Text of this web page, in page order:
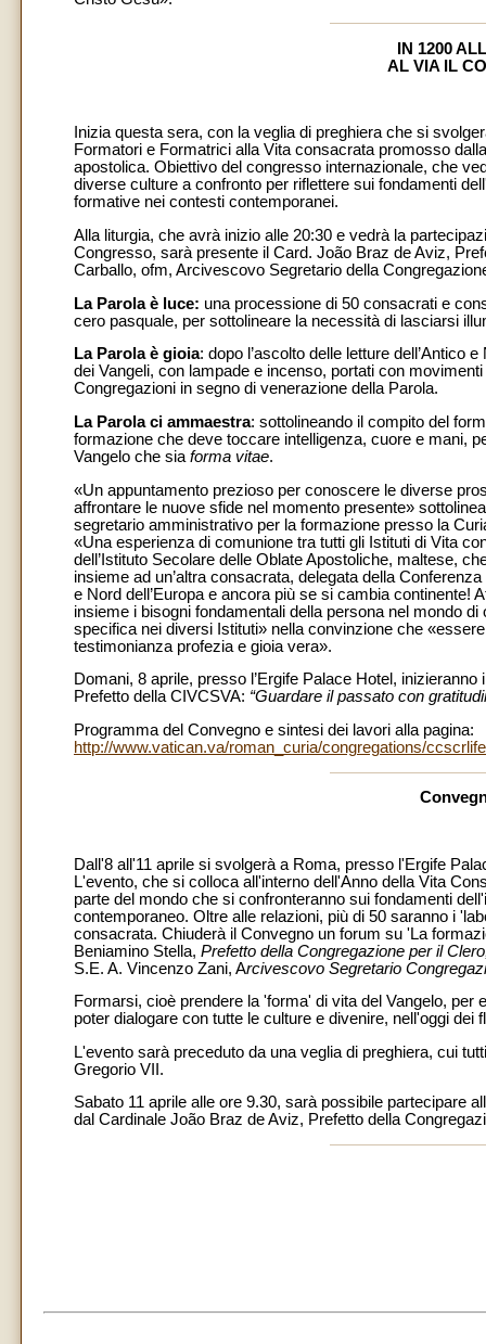
IN 1200
AL VIA IL
Inizia questa sera, con la veglia di preghiera che si
Formatori e Formatrici alla Vita consacrata promosso
apostolica. Obiettivo del congresso internazionale, che
diverse culture a confronto per riflettere sui fondamenti
formative nei contesti contemporanei.
Alla liturgia, che avrà inizio alle 20:30 e vedrà la
Congresso, sarà presente il Card. João Braz de Aviz,
Carballo, ofm, Arcivescovo Segretario della
La Parola è luce: una processione di 50 consacrati e
cero pasquale, per sottolineare la necessità di lasciarsi
La Parola è gioia: dopo l’ascolto delle letture dell’Antico
dei Vangeli, con lampade e incenso, portati con
Congregazioni in segno di venerazione della Parola.
La Parola ci ammaestra: sottolineando il compito del
formazione che deve toccare intelligenza, cuore e mani,
Vangelo che sia forma vitae.
«Un appuntamento prezioso per conoscere le diverse
affrontare le nuove sfide nel momento presente»
segretario amministrativo per la formazione presso la
«Una esperienza di comunione tra tutti gli Istituti di Vita
dell’Istituto Secolare delle Oblate Apostoliche, maltese,
insieme ad un’altra consacrata, delegata della
e Nord dell’Europa e ancora più se si cambia
insieme i bisogni fondamentali della persona nel mondo
specifica nei diversi Istituti» nella convinzione che
testimonianza profezia e gioia vera».
Domani, 8 aprile, presso l’Ergife Palace Hotel,
Prefetto della CIVCSVA: “Guardare il passato con
Programma del Convegno e sintesi dei lavori alla pagina:
http://www.vatican.va/roman_curia/congregations/
Dall'8 all'11 aprile si svolgerà a Roma, presso l'Ergife
L'evento, che si colloca all'interno dell'Anno della Vita
parte del mondo che si confronteranno sui fondamenti
contemporaneo. Oltre alle relazioni, più di 50 saranno i
consacrata. Chiuderà il Convegno un forum su 'La
Beniamino Stella, Prefetto della Congregazione per il
S.E. A. Vincenzo Zani, Arcivescovo Segretario
Formarsi, cioè prendere la 'forma' di vita del Vangelo,
poter dialogare con tutte le culture e divenire, nell'oggi
L'evento sarà preceduto da una veglia di preghiera, cui
Gregorio VII.
Sabato 11 aprile alle ore 9.30, sarà possibile partecipare
dal Cardinale João Braz de Aviz, Prefetto della